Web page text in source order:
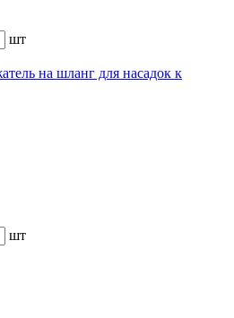
шт
на шланг для насадок к
шт